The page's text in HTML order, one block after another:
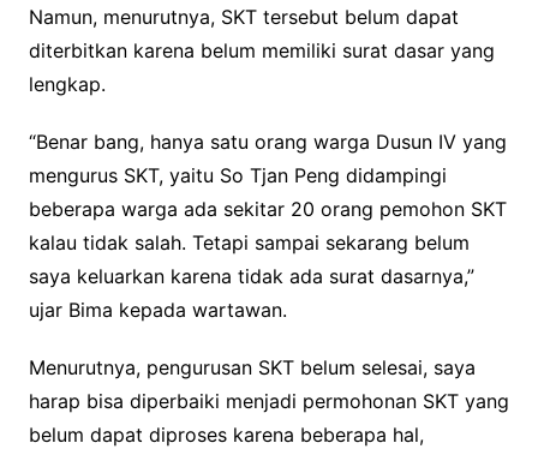
Namun, menurutnya, SKT tersebut belum dapat
diterbitkan karena belum memiliki surat dasar yang
lengkap.
“Benar bang, hanya satu orang warga Dusun IV yang
mengurus SKT, yaitu So Tjan Peng didampingi
beberapa warga ada sekitar 20 orang pemohon SKT
kalau tidak salah. Tetapi sampai sekarang belum
saya keluarkan karena tidak ada surat dasarnya,”
ujar Bima kepada wartawan.
Menurutnya, pengurusan SKT belum selesai, saya
harap bisa diperbaiki menjadi permohonan SKT yang
belum dapat diproses karena beberapa hal,